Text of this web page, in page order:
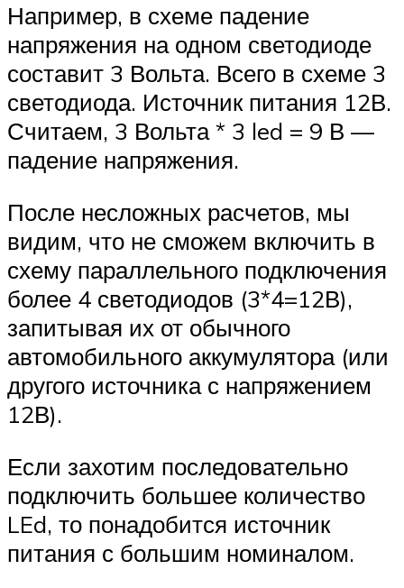
Например, в схеме падение
напряжения на одном светодиоде
составит 3 Вольта. Всего в схеме 3
светодиода. Источник питания 12В.
Считаем, 3 Вольта * 3 led = 9 В —
падение напряжения.
После несложных расчетов, мы
видим, что не сможем включить в
схему параллельного подключения
более 4 светодиодов (3*4=12В),
запитывая их от обычного
автомобильного аккумулятора (или
другого источника с напряжением
12В).
Если захотим последовательно
подключить большее количество
LEd, то понадобится источник
питания с большим номиналом.